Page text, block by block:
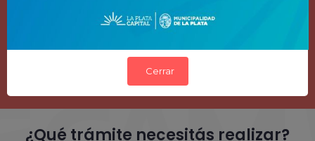
¿Qué trámite necesitás realizar?
Cerrar